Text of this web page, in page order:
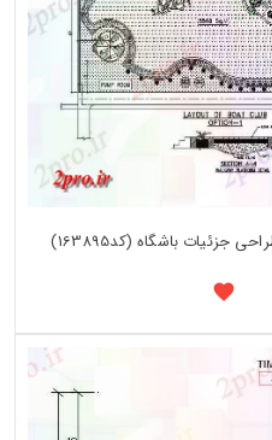
باشگاه (کد163895)